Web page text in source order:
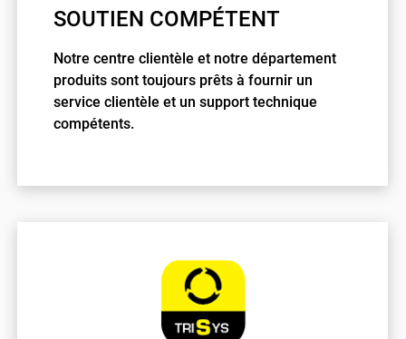
SOUTIEN COMPÉTENT
Notre centre clientèle et notre département
produits sont toujours prêts à fournir un
service clientèle et un support technique
compétents.